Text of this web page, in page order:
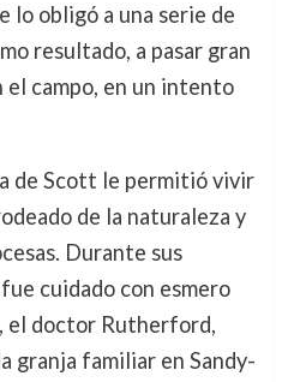
lo obligó a una serie de
resultado, a pasar gran
campo, en un intento
de Scott le permitió vivir
de la naturaleza y
Durante sus
cuidado con esmero
el doctor Rutherford,
granja familiar en Sandy-